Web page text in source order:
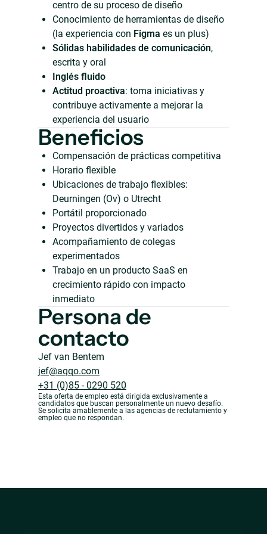
centro de su proceso de diseño
Conocimiento de herramientas de diseño
(la experiencia con Figma es un plus)
Sólidas habilidades de comunicación,
escrita y oral
Inglés fluido
Actitud proactiva: toma iniciativas y
contribuye activamente a mejorar la
experiencia del usuario
Beneficios
Compensación de prácticas competitiva
Horario flexible
Ubicaciones de trabajo flexibles:
Deurningen (Ov) o Utrecht
Portátil proporcionado
Proyectos divertidos y variados
Acompañamiento de colegas
experimentados
Trabajo en un producto SaaS en
crecimiento rápido con impacto
inmediato
Persona de
contacto
Jef van Bentem
jef@aqqo.com
+31 (0)85 - 0290 520
Esta oferta de empleo está dirigida exclusivamente a
candidatos que buscan personalmente un nuevo desafío.
Se solicita amablemente a las agencias de reclutamiento y
empleo que no respondan.